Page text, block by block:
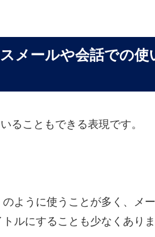
メールや会話での
ることもできる表現です。
のように使うことが多く、メ
ルにすることも少なくありま